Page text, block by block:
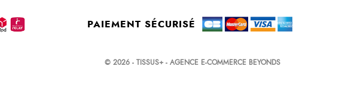
PAIEMENT SÉCURISÉ
© 2026 - TISSUS+ - AGENCE E-COMMERCE BEYONDS